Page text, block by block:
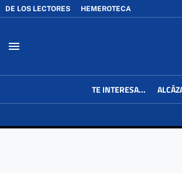
DE LOS LECTORES HEMEROTECA
menu
TE INTERESA...